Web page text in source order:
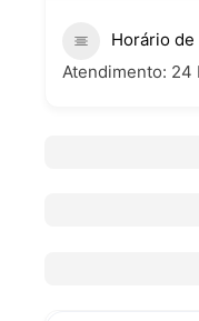
Horário
Atendimento: 24